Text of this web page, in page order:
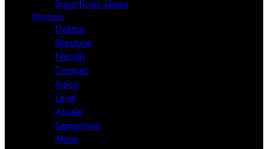
Superfícies Quars
Marques
Dekton
Silestone
Neolith
Compac
Inalco
Level
Ascale
Sapiestone
Xtone